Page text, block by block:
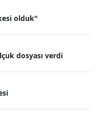
olduk"
dosyası verdi